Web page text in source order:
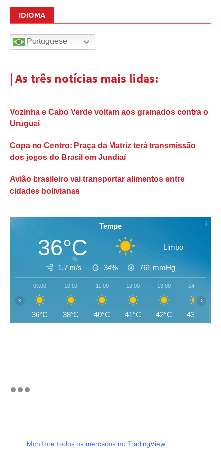
IDIOMA
Portuguese
| As três notícias mais lidas:
Vozinha e Cabo Verde voltam aos gramados contra o
Uruguai
Copa no Centro: Praça da Matriz terá transmissão
dos jogos do Brasil em Jundiaí
Avião brasileiro vai transportar alimentos entre
cidades bolivianas
Tempe
36°C Limpo
1.7 m/s 34% 761 mmHg
09:00
36°C
10:00
38°C
11:00
40°C
12:00
41°C
13:00
42°C
14:00
43°C
‹ ›
Monitore todos os mercados no TradingView